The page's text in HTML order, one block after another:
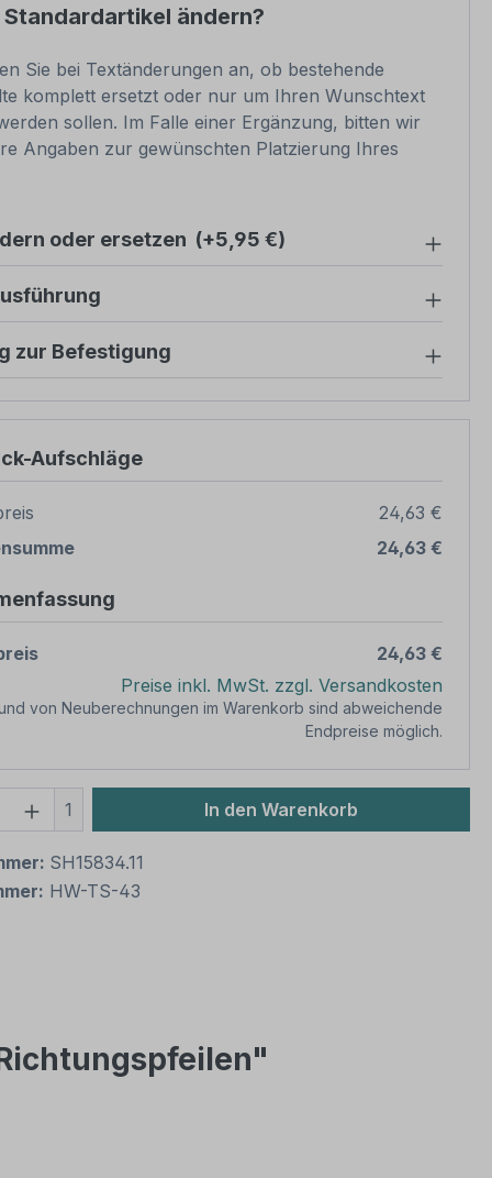
Standardartikel ändern?
Sie bei Textänderungen an, ob bestehende
komplett ersetzt oder nur um Ihren Wunschtext
sollen. Im Falle einer Ergänzung, bitten wir
Angaben zur gewünschten Platzierung Ihres
oder ersetzen (+5,95 €)
zur Befestigung
Aufschläge
24,63 €
24,63 €
24,63 €
Preise inkl. MwSt. zzgl. Versandkosten
von Neuberechnungen im Warenkorb sind abweichende
Endpreise möglich.
Anzahl: Gib den gewünschten Wert
1 In den Warenkorb
SH15834.11
HW-TS-43